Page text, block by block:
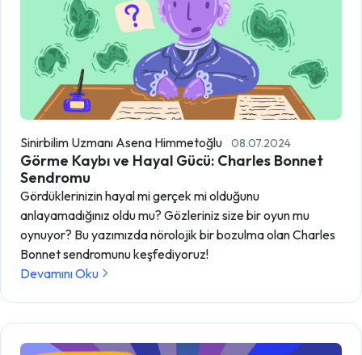
Sinirbilim Uzmanı Asena Himmetoğlu 08.07.2024
Görme Kaybı ve Hayal Gücü: Charles Bonnet
Sendromu
Gördüklerinizin hayal mi gerçek mi olduğunu
anlayamadığınız oldu mu? Gözleriniz size bir oyun mu
oynuyor? Bu yazımızda nörolojik bir bozulma olan Charles
Bonnet sendromunu keşfediyoruz!
Devamını Oku